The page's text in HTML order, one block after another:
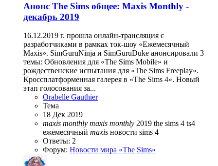
Анонс The Sims общее: Maxis Monthly -
декабрь 2019
16.12.2019 г. прошла онлайн-трансляция с
разработчиками в рамках ток-шоу «Ежемесячный
Maxis». SimGuruNinja и SimGuruDuke анонсировали 3
темы: Обновления для «The Sims Mobile» и
рождественские испытания для «The Sims Freeplay».
Кроссплатформенная галерея в «The Sims 4». Новый
этап голосования за...
Orabelle Gauthier
Тема
18 Дек 2019
maxis monthly maxis monthly 2019 the sims 4 ts4
ежемесячный maxis новости sims 4
Ответы: 2
Форум: Новости мира «The Sims»